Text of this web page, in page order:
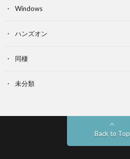
Windows
ハンズオン
同棲
未分類
Back to Top